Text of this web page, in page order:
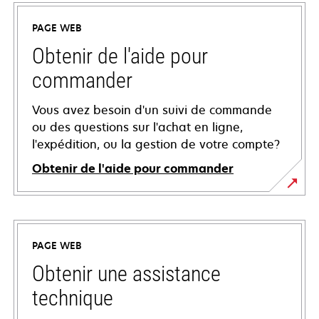
PAGE WEB
Obtenir de l'aide pour
commander
Vous avez besoin d'un suivi de commande
ou des questions sur l'achat en ligne,
l'expédition, ou la gestion de votre compte?
Obtenir de l'aide pour commander
PAGE WEB
Obtenir une assistance
technique